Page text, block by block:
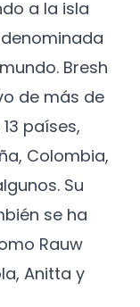
a la isla
Bresh
de más de
países,
Colombia,
Su
se ha
Rauw
Anitta y